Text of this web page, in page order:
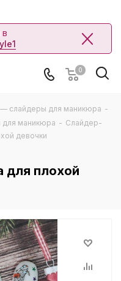
0
— слайдеры для маникюра -
маникюра - Слайдер-
девочки
для плохой